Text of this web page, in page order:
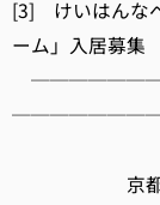
[3] けいはんな
ーム」入居募集
京都